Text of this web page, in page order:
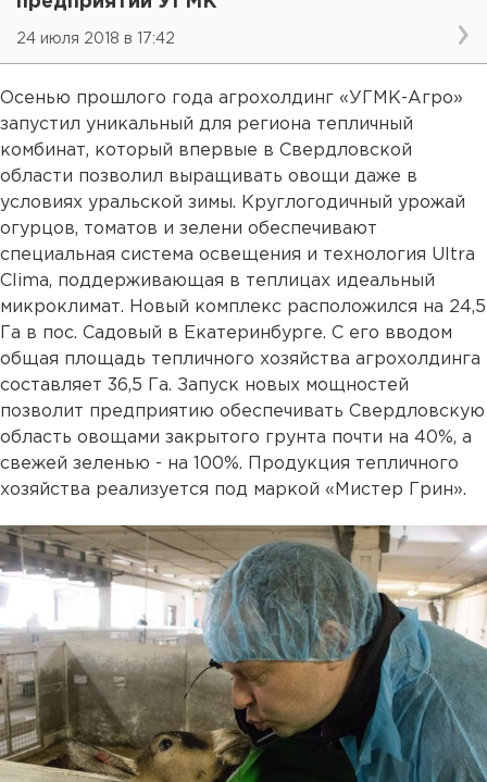
24 июля 2018 в 17:42
Осенью прошлого года агрохолдинг «УГМК-Агро»
запустил уникальный для региона тепличный
комбинат, который впервые в Свердловской
области позволил выращивать овощи даже в
условиях уральской зимы. Круглогодичный урожай
огурцов, томатов и зелени обеспечивают
специальная система освещения и технология Ultra
Clima, поддерживающая в теплицах идеальный
микроклимат. Новый комплекс расположился на 24,5
Га в пос. Садовый в Екатеринбурге. С его вводом
общая площадь тепличного хозяйства агрохолдинга
составляет 36,5 Га. Запуск новых мощностей
позволит предприятию обеспечивать Свердловскую
область овощами закрытого грунта почти на 40%, а
свежей зеленью - на 100%. Продукция тепличного
хозяйства реализуется под маркой «Мистер Грин».